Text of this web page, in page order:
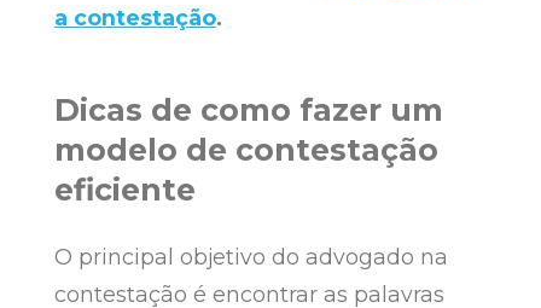
a contestação.
Dicas de como fazer um
modelo de contestação
eficiente
O principal objetivo do advogado na
contestação é encontrar as palavras